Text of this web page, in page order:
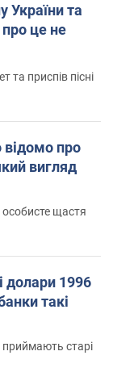
України та
про це не
приспів пісні
про
вигляд
щастя
долари 1996
такі
старі